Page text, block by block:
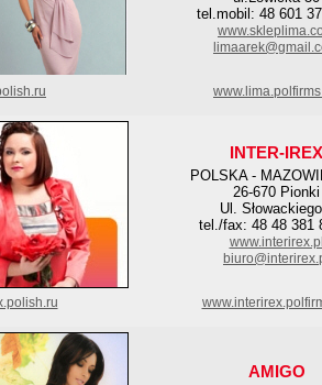
tel.mobil: 48 601
INTER-IREX
POLSKA -
26-670 Pionki
Ul.
tel./fax: 48 48 381
AMIGO